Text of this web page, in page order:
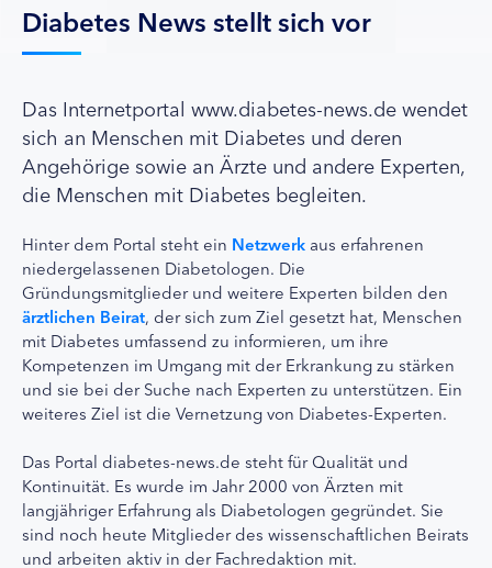
Diabetes News stellt sich vor
Das Internetportal www.diabetes-news.de wendet
sich an Menschen mit Diabetes und deren
Angehörige sowie an Ärzte und andere Experten,
die Menschen mit Diabetes begleiten.
Hinter dem Portal steht ein Netzwerk aus erfahrenen
niedergelassenen Diabetologen. Die
Gründungsmitglieder und weitere Experten bilden den
ärztlichen Beirat, der sich zum Ziel gesetzt hat, Menschen
mit Diabetes umfassend zu informieren, um ihre
Kompetenzen im Umgang mit der Erkrankung zu stärken
und sie bei der Suche nach Experten zu unterstützen. Ein
weiteres Ziel ist die Vernetzung von Diabetes-Experten.
Das Portal diabetes-news.de steht für Qualität und
Kontinuität. Es wurde im Jahr 2000 von Ärzten mit
langjähriger Erfahrung als Diabetologen gegründet. Sie
sind noch heute Mitglieder des wissenschaftlichen Beirats
und arbeiten aktiv in der Fachredaktion mit.